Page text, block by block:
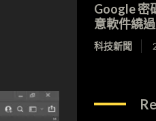
Google
意軟件繞
科技新聞